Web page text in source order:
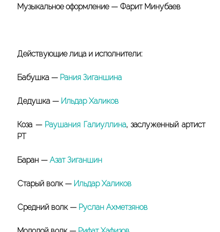
Музыкальное оформление — Фарит Минубаев
Действующие лица и исполнители:
Бабушка — Рания Зиганшина
Дедушка — Ильдар Халиков
Коза — Раушания Галиуллина, заслуженный артист
РТ
Баран — Азат Зиганшин
Старый волк — Ильдар Халиков
Средний волк — Руслан Ахметзянов